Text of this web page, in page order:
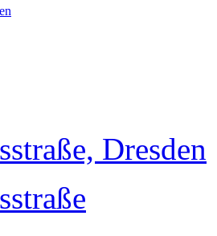
Dresden